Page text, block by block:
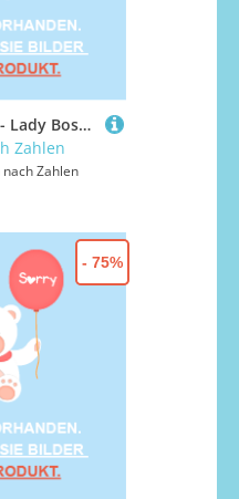
Malen nach Zahlen - Lady Boss Portrait - 18, ohne Rahmen
Zahlen
nach Zahlen
- 75%